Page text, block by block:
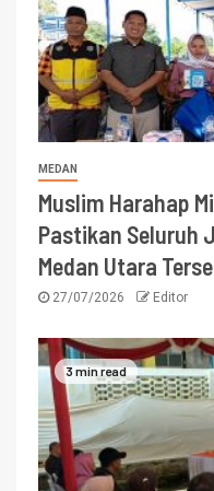
MEDAN
Muslim Harahap
Pastikan Seluruh
Medan Utara
27/07/2026 Editor
3 min read